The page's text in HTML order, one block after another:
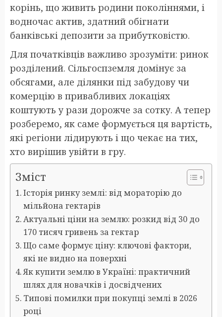
корінь, що живить родини поколіннями, і
водночас актив, здатний обігнати
банківські депозити за прибутковістю.
Для початківців важливо зрозуміти: ринок
розділений. Сільгоспземля домінує за
обсягами, але ділянки під забудову чи
комерцію в привабливих локаціях
коштують у рази дорожче за сотку. А тепер
розберемо, як саме формується ця вартість,
які регіони лідирують і що чекає на тих,
хто вирішив увійти в гру.
Зміст
Історія ринку землі: від мораторію до
мільйона гектарів
Актуальні ціни на землю: розкид від 30 до
170 тисяч гривень за гектар
Що саме формує ціну: ключові фактори,
які не видно на поверхні
Як купити землю в Україні: практичний
шлях для новачків і досвідчених
Типові помилки при покупці землі в 2026
році